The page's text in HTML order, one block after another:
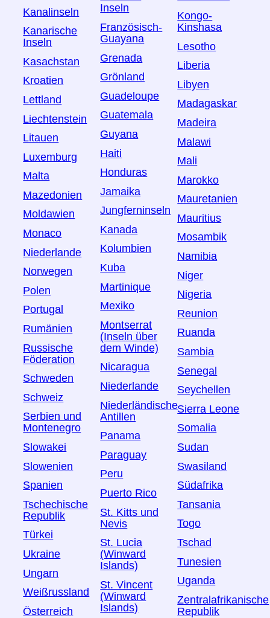
Kanalinseln
Kanarische
Inseln
Kasachstan
Kroatien
Lettland
Liechtenstein
Litauen
Luxemburg
Malta
Mazedonien
Moldawien
Monaco
Niederlande
Norwegen
Polen
Portugal
Rumänien
Russische
Föderation
Schweden
Schweiz
Serbien und
Montenegro
Slowakei
Slowenien
Spanien
Tschechische
Republik
Türkei
Ukraine
Ungarn
Weißrussland
Österreich
Inseln
Französisch-
Guayana
Grenada
Grönland
Guadeloupe
Guatemala
Guyana
Haiti
Honduras
Jamaika
Jungferninseln
Kanada
Kolumbien
Kuba
Martinique
Mexiko
Montserrat
(Inseln über
dem Winde)
Nicaragua
Niederlande
Niederländische
Antillen
Panama
Paraguay
Peru
Puerto Rico
St. Kitts und
Nevis
St. Lucia
(Winward
Islands)
St. Vincent
(Winward
Islands)
Kongo-
Kinshasa
Lesotho
Liberia
Libyen
Madagaskar
Madeira
Malawi
Mali
Marokko
Mauretanien
Mauritius
Mosambik
Namibia
Niger
Nigeria
Reunion
Ruanda
Sambia
Senegal
Seychellen
Sierra Leone
Somalia
Sudan
Swasiland
Südafrika
Tansania
Togo
Tschad
Tunesien
Uganda
Zentralafrikanische
Republik